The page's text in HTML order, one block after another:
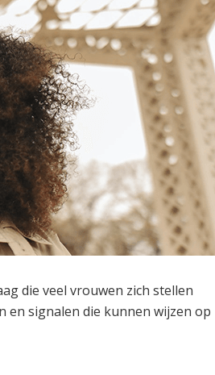
die veel vrouwen zich stellen
en signalen die kunnen wijzen op